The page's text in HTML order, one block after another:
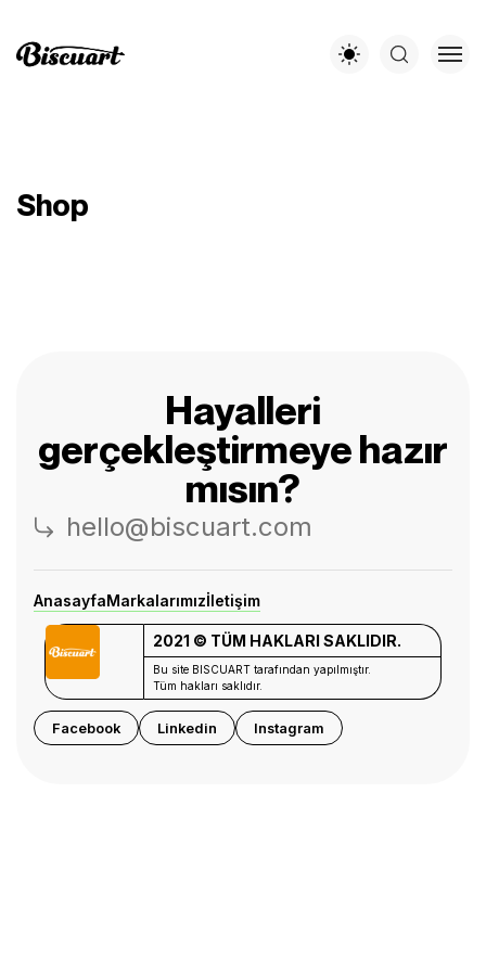
Shop
Hayalleri
gerçekleştirmeye hazır
mısın?
hello@biscuart.com
AnasayfaMarkalarımızİletişim
2021 © TÜM HAKLARI SAKLIDIR.
Bu site BISCUART tarafından yapılmıştır.
Tüm hakları saklıdır.
Facebook Linkedin Instagram